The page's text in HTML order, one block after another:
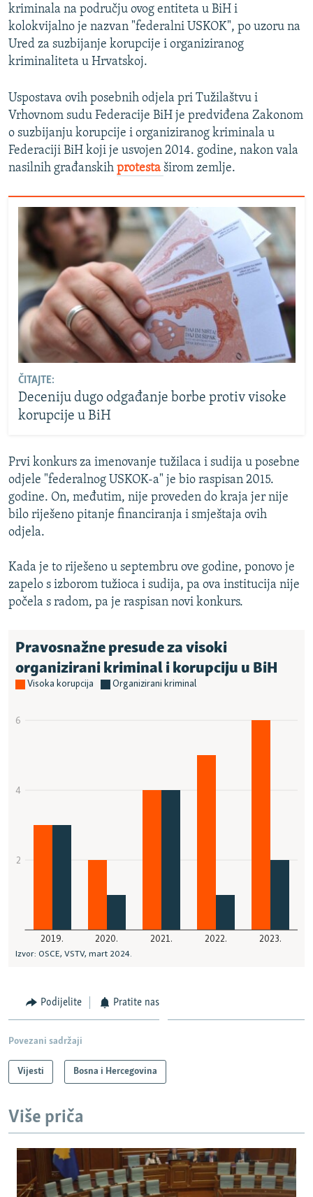
kriminala na području ovog entiteta u BiH i
kolokvijalno je nazvan "federalni USKOK", po uzoru na
Ured za suzbijanje korupcije i organiziranog
kriminaliteta u Hrvatskoj.
Uspostava ovih posebnih odjela pri Tužilaštvu i
Vrhovnom sudu Federacije BiH je predviđena Zakonom
o suzbijanju korupcije i organiziranog kriminala u
Federaciji BiH koji je usvojen 2014. godine, nakon vala
nasilnih građanskih protesta širom zemlje.
ČITAJTE:
Deceniju dugo odgađanje borbe protiv visoke
korupcije u BiH
Prvi konkurs za imenovanje tužilaca i sudija u posebne
odjele "federalnog USKOK-a" je bio raspisan 2015.
godine. On, međutim, nije proveden do kraja jer nije
bilo riješeno pitanje financiranja i smještaja ovih
odjela.
Kada je to riješeno u septembru ove godine, ponovo je
zapelo s izborom tužioca i sudija, pa ova institucija nije
počela s radom, pa je raspisan novi konkurs.
Podijelite Pratite nas
Povezani sadržaji
Vijesti Bosna i Hercegovina
Više priča